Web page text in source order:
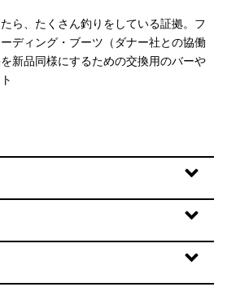
ら、たくさん釣りをしている証拠。フ
ディング・ブーツ（ダナー社との協働
新品同様にするための交換用のバーや